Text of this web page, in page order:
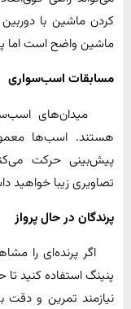
کردن ماشین با
ماشین واضح است اما
مسابقات اسب‌سواری
میدان‌های
هستند. اسب‌ها
پیش‌بینی حرکت
تصاویری زیبا خواهید
پرندگان در حال پرواز
اگر پرنده‌ای را
پنینگ استفاده کنید
نیازمند تمرین و دقت